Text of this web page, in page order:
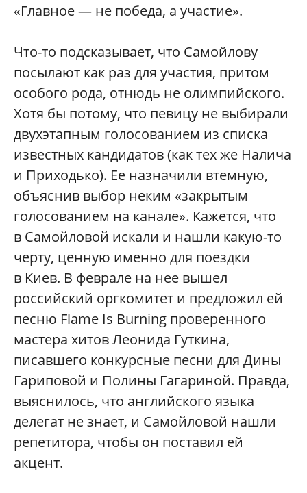
«Главное — не победа, а участие».
Что-то подсказывает, что Самойлову
посылают как раз для участия, притом
особого рода, отнюдь не олимпийского.
Хотя бы потому, что певицу не выбирали
двухэтапным голосованием из списка
известных кандидатов (как тех же Налича
и Приходько). Ее назначили втемную,
объяснив выбор неким «закрытым
голосованием на канале». Кажется, что
в Самойловой искали и нашли какую-то
черту, ценную именно для поездки
в Киев. В феврале на нее вышел
российский оргкомитет и предложил ей
песню Flame Is Burning проверенного
мастера хитов Леонида Гуткина,
писавшего конкурсные песни для Дины
Гариповой и Полины Гагариной. Правда,
выяснилось, что английского языка
делегат не знает, и Самойловой нашли
репетитора, чтобы он поставил ей
акцент.